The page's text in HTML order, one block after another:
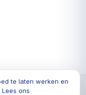
te laten werken en
ons